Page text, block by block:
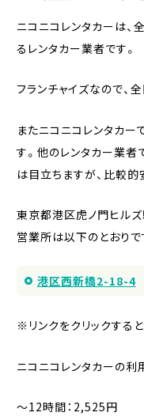
ニコニコレンタカーは、
るレンタカー業者です。
フランチャイズなので、
またニコニコレンタカー
す。他のレンタカー業者
は目立ちますが、比較的
東京都港区虎ノ門ヒル
営業所は以下のとおりで
港区西新橋2-18-4
※リンクをクリックする
ニコニコレンタカーの利
〜12時間：2,525円